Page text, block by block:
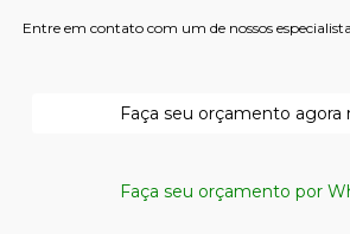
Entre em contato com um de nossos
Faça seu orçamento agora
Faça seu orçamento por